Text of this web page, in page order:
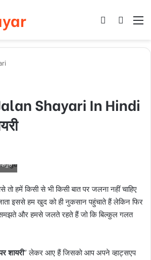
Log In
Shayari In Hindi
तो हमें किसी से भी किसी बात पर जलना नहीं चाहिए
इससे हम खुद को ही नुकसान पहुंचाते हैं लेकिन फिर
समझते और हमसे जलते रहते हैं जो कि बिल्कुल गलत
शायरी” लेकर आए हैं जिसको आप अपने व्हाट्सएप